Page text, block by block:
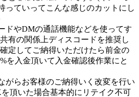
っていってこんな感じのカットにし
ドやDMの通話機能などを使ってす
有の関係上ディスコードを推奨し
定してご納得いただけたら前金の
を入金頂いて入金確認後作業にと
らお客様のご納得いく改変を行い
頂いた場合基本的にリテイク不可